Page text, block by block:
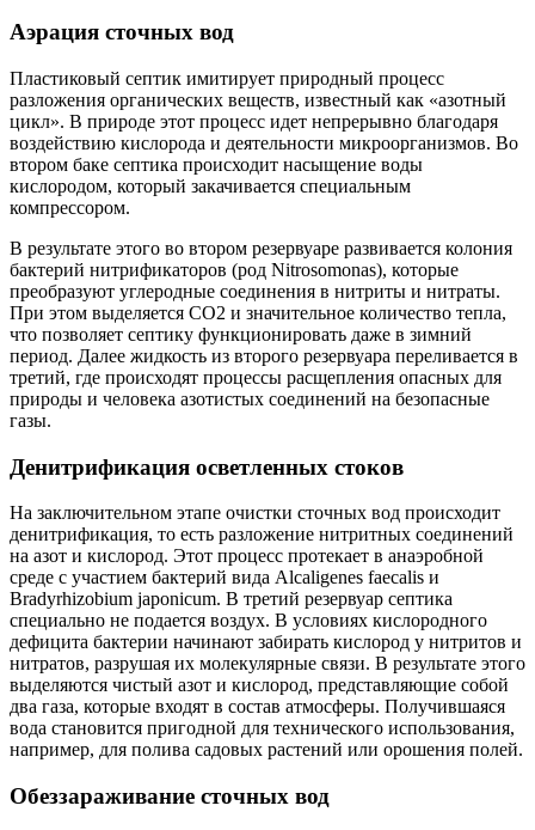
Аэрация сточных вод
Пластиковый септик имитирует природный процесс
разложения органических веществ, известный как «азотный
цикл». В природе этот процесс идет непрерывно благодаря
воздействию кислорода и деятельности микроорганизмов. Во
втором баке септика происходит насыщение воды
кислородом, который закачивается специальным
компрессором.
В результате этого во втором резервуаре развивается колония
бактерий нитрификаторов (род Nitrosomonas), которые
преобразуют углеродные соединения в нитриты и нитраты.
При этом выделяется CO2 и значительное количество тепла,
что позволяет септику функционировать даже в зимний
период. Далее жидкость из второго резервуара переливается в
третий, где происходят процессы расщепления опасных для
природы и человека азотистых соединений на безопасные
газы.
Денитрификация осветленных стоков
На заключительном этапе очистки сточных вод происходит
денитрификация, то есть разложение нитритных соединений
на азот и кислород. Этот процесс протекает в анаэробной
среде с участием бактерий вида Alcaligenes faecalis и
Bradyrhizobium japonicum. В третий резервуар септика
специально не подается воздух. В условиях кислородного
дефицита бактерии начинают забирать кислород у нитритов и
нитратов, разрушая их молекулярные связи. В результате этого
выделяются чистый азот и кислород, представляющие собой
два газа, которые входят в состав атмосферы. Получившаяся
вода становится пригодной для технического использования,
например, для полива садовых растений или орошения полей.
Обеззараживание сточных вод